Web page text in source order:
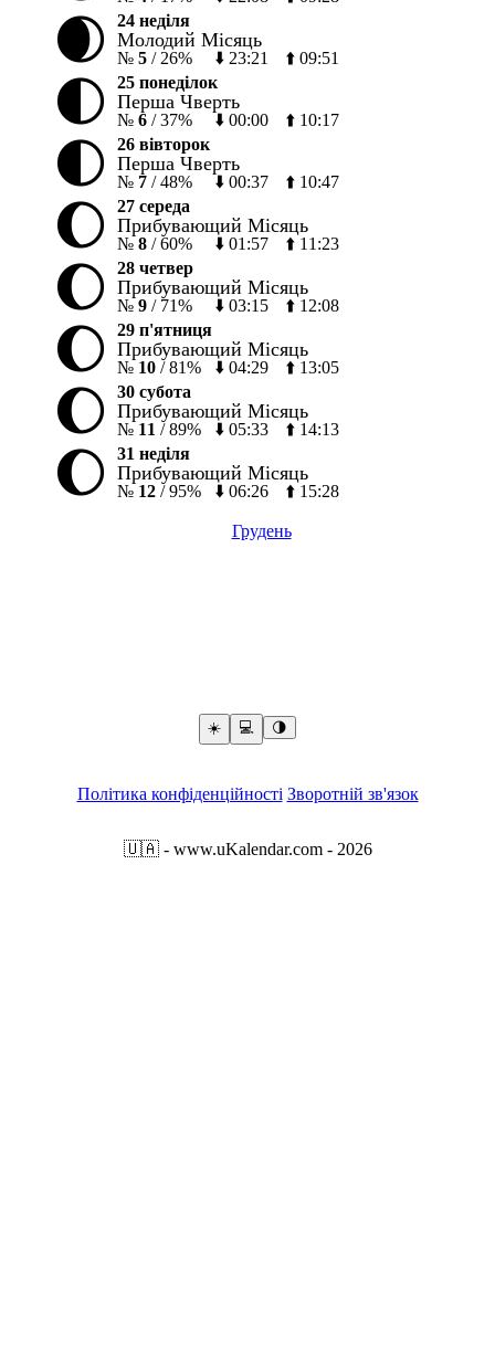
🌒 24 неділя
Молодий Місяць
№ 5 / 26% ⬇️ 23:21 ⬆️ 09:51
🌓 25 понеділок
Перша Чверть
№ 6 /37% ⬇️ 00:00 ⬆️ 10:17
🌓 26 вівторок
Перша Чверть
№ 7 /48% ⬇️ 00:37 ⬆️ 10:47
🌔 27 середа
Прибувающий Місяць
№ 8 /60% ⬇️ 01:57 ⬆️ 11:23
🌔 28 четвер
Прибувающий Місяць
№ 9 / 71% ⬇️ 03:15 ⬆️ 12:08
🌔 29 п'ятниця
Прибувающий Місяць
№ 10 /81% ⬇️ 04:29 ⬆️ 13:05
🌔 30 субота
Прибувающий Місяць
№ 11 /89% ⬇️ 05:33 ⬆️ 14:13
🌔 31 неділя
Прибувающий Місяць
№ 12 /95% ⬇️ 06:26 ⬆️ 15:28
Грудень
☀️ 💻️ 🌗
Політика конфіденційності Зворотній зв'язок
🇺🇦 - www.uKalendar.com - 2026